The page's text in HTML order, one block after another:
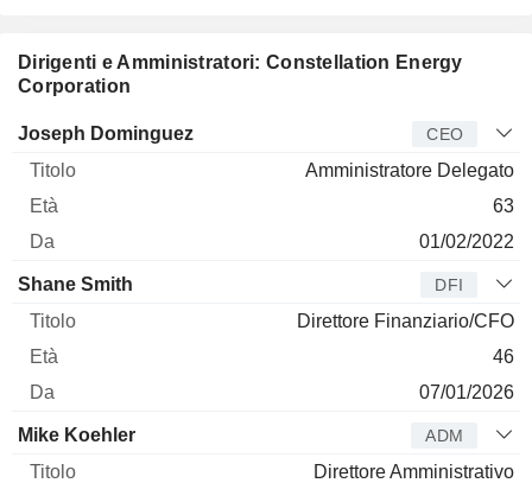
Dirigenti e Amministratori: Constellation Energy
Corporation
Manager Titolo Età
Joseph Dominguez CEO
Amministratore Delegato
63
01/02/2022
Shane Smith DFI
Direttore Finanziario/CFO
46
07/01/2026
Mike Koehler ADM
Direttore Amministrativo